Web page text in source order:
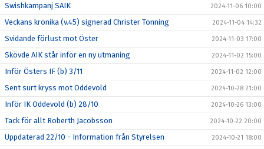
Swishkampanj SAIK 2024-11-06 10:00
Veckans krönika (v.45) signerad Christer Tonning 2024-11-04 14:32
Svidande förlust mot Öster 2024-11-03 17:00
Skövde AIK står inför en ny utmaning 2024-11-02 15:00
Inför Östers IF (b) 3/11 2024-11-02 12:00
Sent surt kryss mot Oddevold 2024-10-28 21:00
Inför IK Oddevold (b) 28/10 2024-10-26 13:00
Tack för allt Roberth Jacobsson 2024-10-22 20:00
Uppdaterad 22/10 - Information från Styrelsen 2024-10-21 18:00